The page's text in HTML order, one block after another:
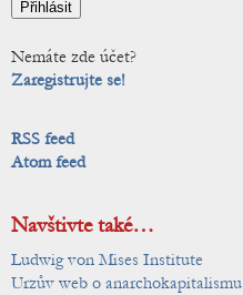
Nemáte zde účet?
Zaregistrujte se!
RSS feed
Atom feed
Navštivte také…
Ludwig von Mises Institute
Urzův web o anarchokapitalismu